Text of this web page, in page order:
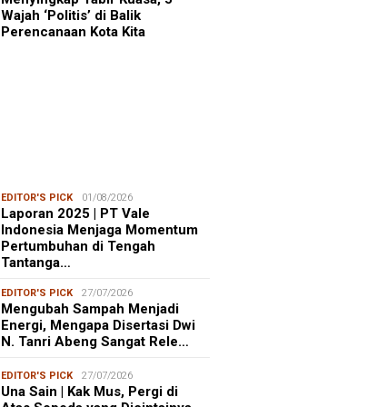
Wajah ‘Politis’ di Balik
Perencanaan Kota Kita
EDITOR'S PICK 01/08/2026
Laporan 2025 | PT Vale
Indonesia Menjaga Momentum
Pertumbuhan di Tengah
Tantanga…
EDITOR'S PICK 27/07/2026
Mengubah Sampah Menjadi
Energi, Mengapa Disertasi Dwi
N. Tanri Abeng Sangat Rele…
EDITOR'S PICK 27/07/2026
Una Sain | Kak Mus, Pergi di